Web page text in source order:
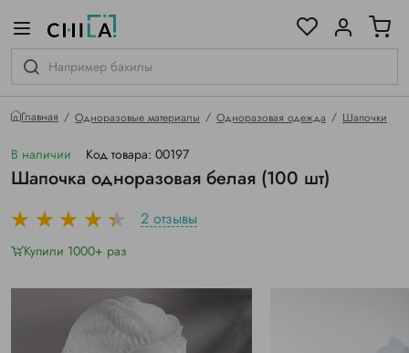
Главная Одноразовые материалы Одноразовая одежда Шапочки
В наличии Код товара: 00197
Шапочка одноразовая белая (100 шт)
2 отзывы
Купили 1000+ раз
гамме